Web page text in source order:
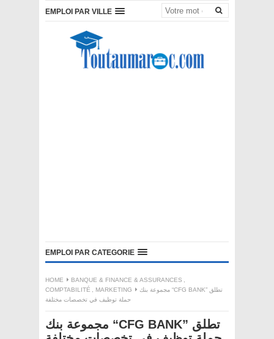
EMPLOI PAR VILLE
EMPLOI PAR CATEGORIE
HOME BANQUE & FINANCE & ASSURANCES ,
COMPTABILITÉ , MARKETING
مجموعة بنك “CFG BANK” تطلق
حملة توظيف في تخصصات مختلفة
مجموعة بنك “CFG BANK” تطلق